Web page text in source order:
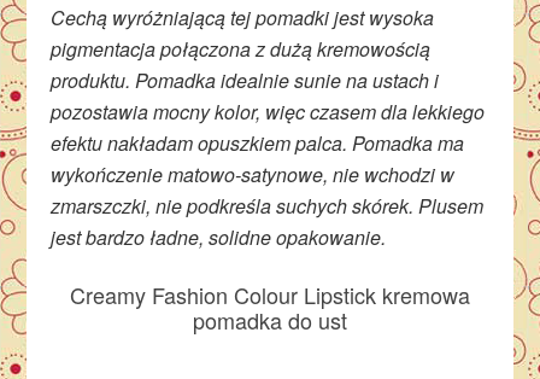
Cechą wyróżniającą tej pomadki jest wysoka
pigmentacja połączona z dużą kremowością
produktu. Pomadka idealnie sunie na ustach i
pozostawia mocny kolor, więc czasem dla lekkiego
efektu nakładam opuszkiem palca. Pomadka ma
wykończenie matowo-satynowe, nie wchodzi w
zmarszczki, nie podkreśla suchych skórek. Plusem
jest bardzo ładne, solidne opakowanie.
Creamy Fashion Colour Lipstick kremowa
pomadka do ust